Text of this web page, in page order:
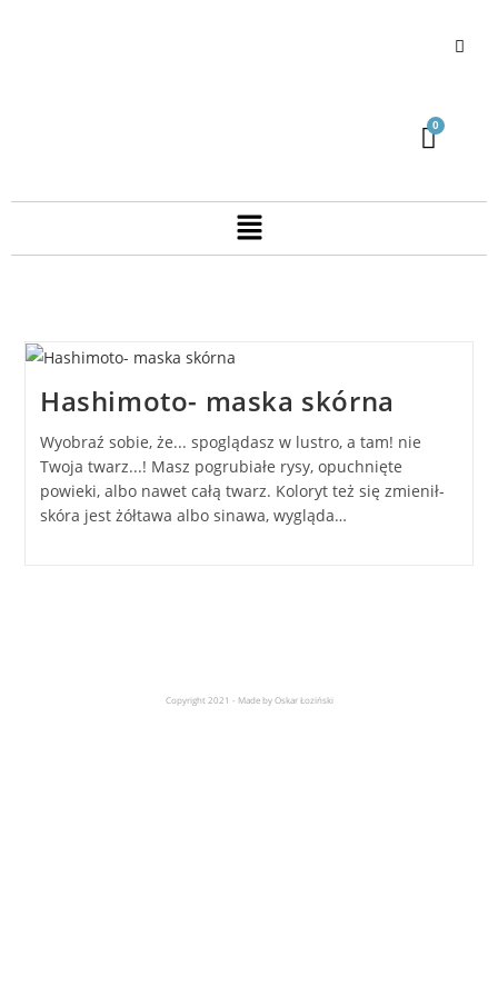
Hashimoto- maska skórna
Wyobraź sobie, że... spoglądasz w lustro, a tam! nie
Twoja twarz...! Masz pogrubiałe rysy, opuchnięte
powieki, albo nawet całą twarz. Koloryt też się zmienił-
skóra jest żółtawa albo sinawa, wygląda…
Copyright 2021 - Made by Oskar Łoziński